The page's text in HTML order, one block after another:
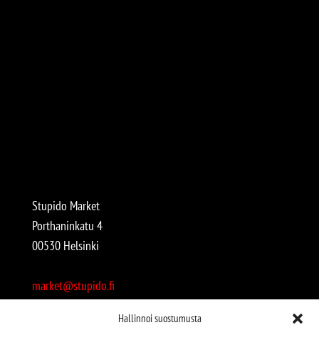
Hallinnoi suostumusta
Stupido Market
Porthaninkatu 4
00530 Helsinki
market@stupido.fi